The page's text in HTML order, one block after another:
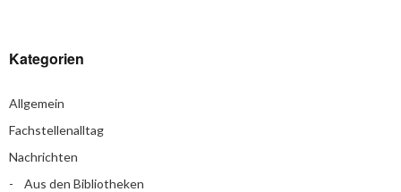
Kategorien
Allgemein
Fachstellenalltag
Nachrichten
Aus den Bibliotheken